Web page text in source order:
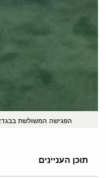
הפגישה המשולשת
תוכן העניינים